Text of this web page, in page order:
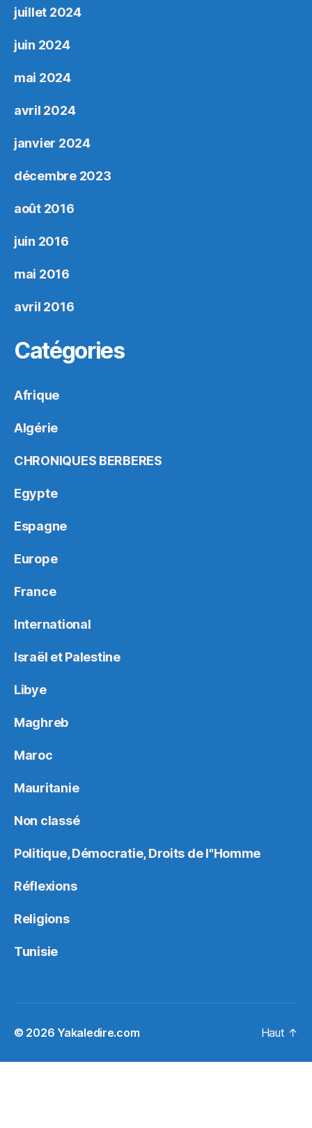
juillet 2024
juin 2024
mai 2024
avril 2024
janvier 2024
décembre 2023
août 2016
juin 2016
mai 2016
avril 2016
Catégories
Afrique
Algérie
CHRONIQUES BERBERES
Egypte
Espagne
Europe
France
International
Israël et Palestine
Libye
Maghreb
Maroc
Mauritanie
Non classé
Politique, Démocratie, Droits de l"Homme
Réflexions
Religions
Tunisie
© 2026 Yakaledire.com Haut ↑